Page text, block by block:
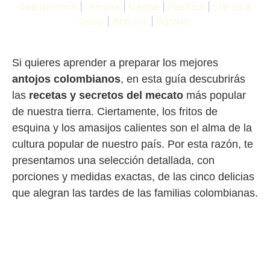
Gastronomía Andina Caribe Pacífica
Llanos &
Selva
Antojos Postres
Si quieres aprender a preparar los mejores
antojos colombianos, en esta guía descubrirás
las recetas y secretos del mecato más popular
de nuestra tierra. Ciertamente, los fritos de
esquina y los amasijos calientes son el alma de la
cultura popular de nuestro país. Por esta razón, te
presentamos una selección detallada, con
porciones y medidas exactas, de las cinco delicias
que alegran las tardes de las familias colombianas.